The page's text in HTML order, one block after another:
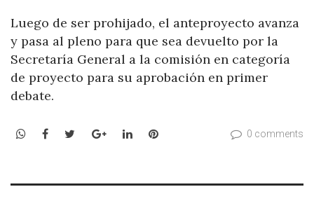
Luego de ser prohijado, el anteproyecto avanza
y pasa al pleno para que sea devuelto por la
Secretaría General a la comisión en categoría
de proyecto para su aprobación en primer
debate.
WhatsApp
Facebook
TwitterGoogle+LinkedInPinterest 0 comments